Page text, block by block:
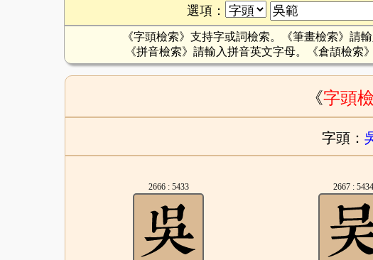
選項：
《字頭檢索》支持字或詞檢索。《筆畫檢索》請
《拼音檢索》請輸入拼音英文字母。《倉頡檢索
《字頭
字頭：
2666 : 5433 2667 : 5434